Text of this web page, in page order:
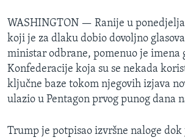
WASHINGTON — Ranije u
koji je za dlaku dobio dovoljno
ministar odbrane, pomenuo je imena
Konfederacije koja su se nekada
ključne baze tokom njegovih izjava
ulazio u Pentagon prvog punog dana
Trump je potpisao izvršne naloge